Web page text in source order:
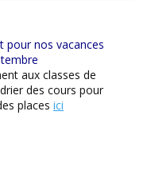
pour nos vacances
aux classes de
des cours pour
places ici